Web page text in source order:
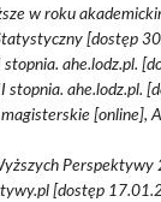
w roku
[dostęp
ahe.lodz.pl.
stopnia. ahe.lodz.pl.
[online],
Perspektywy
[dostęp